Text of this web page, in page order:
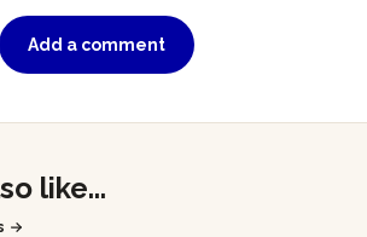
Add a comment
like...